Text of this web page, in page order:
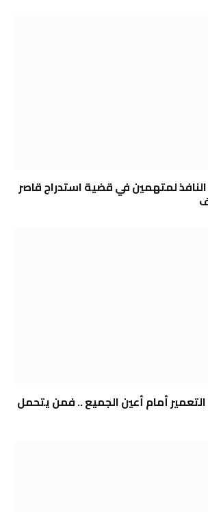
لمتهمين في قضية استدراج قاصر
أمام أعين الجميع .. فمن يتحمل